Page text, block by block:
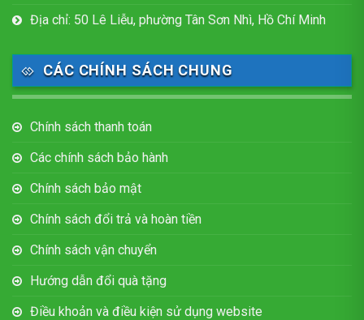
Địa chỉ: 50 Lê Liễu, phường Tân Sơn Nhì, Hồ Chí Minh
CÁC CHÍNH SÁCH CHUNG
Chính sách thanh toán
Các chính sách bảo hành
Chính sách bảo mật
Chính sách đổi trả và hoàn tiền
Chính sách vận chuyển
Hướng dẫn đổi quà tặng
Điều khoản và điều kiện sử dụng website